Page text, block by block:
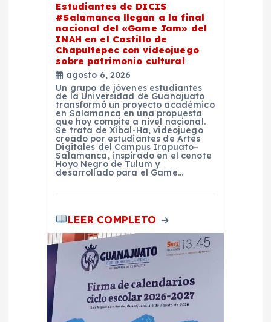
Estudiantes de DICIS
#Salamanca llegan a la final
nacional del «Game Jam» del
INAH en el Castillo de
Chapultepec con videojuego
sobre patrimonio cultural
agosto 6, 2026
Un grupo de jóvenes estudiantes
de la Universidad de Guanajuato
transformó un proyecto académico
en Salamanca en una propuesta
que hoy compite a nivel nacional.
Se trata de Xibal-Ha, videojuego
creado por estudiantes de Artes
Digitales del Campus Irapuato–
Salamanca, inspirado en el cenote
Hoyo Negro de Tulum y
desarrollado para el Game…
LEER COMPLETO